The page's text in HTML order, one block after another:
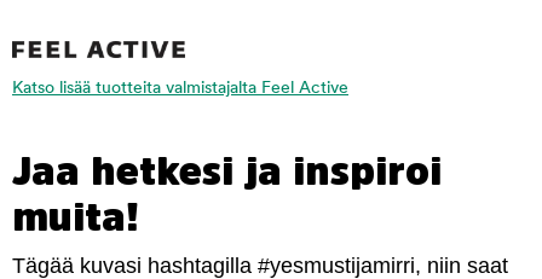
Katso lisää tuotteita valmistajalta Feel Active
Jaa hetkesi ja inspiroi
muita!
Tägää kuvasi hashtagilla #yesmustijamirri, niin saat